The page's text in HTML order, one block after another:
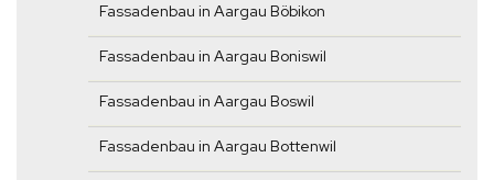
Fassadenbau in Aargau Böbikon
Fassadenbau in Aargau Boniswil
Fassadenbau in Aargau Boswil
Fassadenbau in Aargau Bottenwil